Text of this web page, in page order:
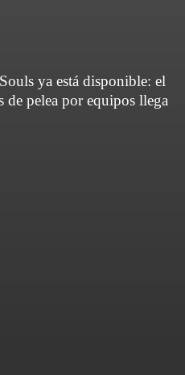
ya está disponible: el
de pelea por equipos llega